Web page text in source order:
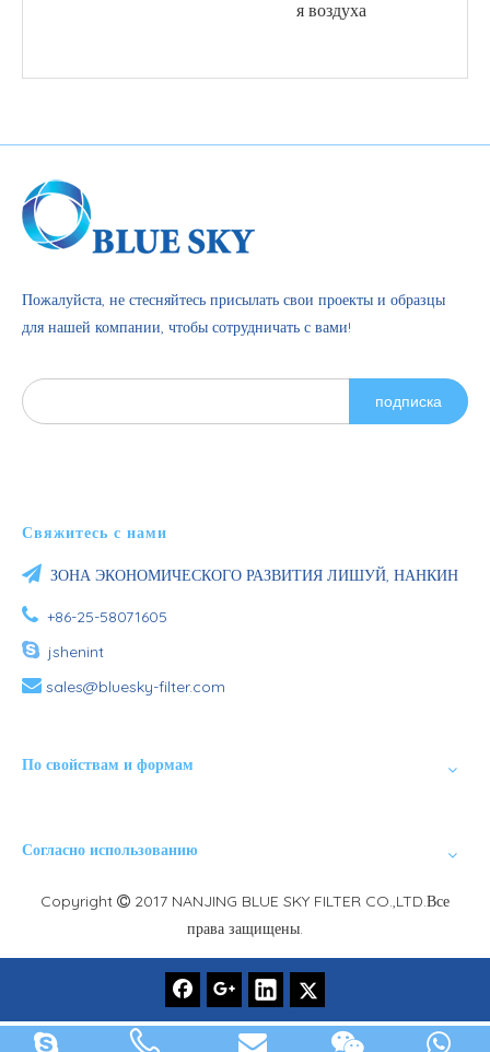
я воздуха
Пожалуйста, не стесняйтесь присылать свои проекты и образцы
для нашей компании, чтобы сотрудничать с вами!
подписка
Свяжитесь с нами
 ЗОНА ЭКОНОМИЧЕСКОГО РАЗВИТИЯ ЛИШУЙ, НАНКИН
 +86-25-58071605
 jshenint
 sales@bluesky-filter.com
По свойствам и формам
Согласно использованию
Copyright  2017 NANJING BLUE SKY FILTER CO.,LTD.Все
права защищены.